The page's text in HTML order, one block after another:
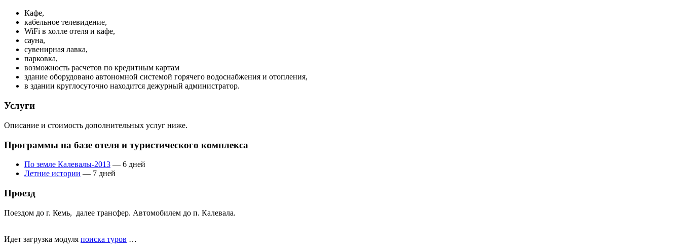
Кафе,
кабельное телевидение,
WiFi в холле отеля и кафе,
сауна,
сувенирная лавка,
парковка,
возможность расчетов по кредитным картам
здание оборудовано автономной системой горячего водоснабжения и отопления,
в здании круглосуточно находится дежурный администратор.
Услуги
Описание и стоимость дополнительных услуг ниже.
Программы на базе отеля и туристического комплекса
По земле Калевалы-2013 — 6 дней
Летние истории — 7 дней
Проезд
Поездом до г. Кемь, далее трансфер. Автомобилем до п. Калевала.
Идет загрузка модуля поиска туров …